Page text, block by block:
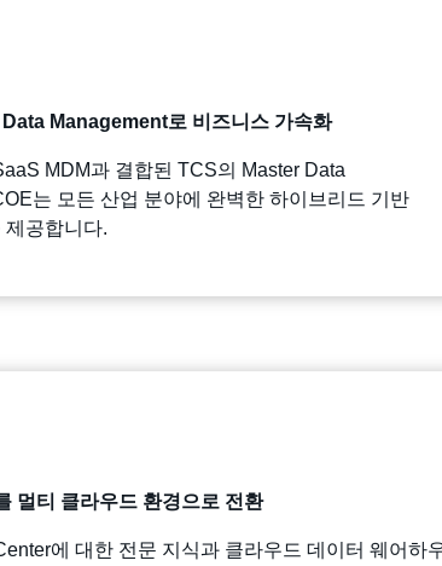
Management로 비즈니스 가속화
MDM과 결합된 TCS의 Master Data
는 모든 산업 분야에 완벽한 하이브리드 기반
제공합니다.
멀티 클라우드 환경으로 전환
에 대한 전문 지식과 클라우드 데이터 웨어하